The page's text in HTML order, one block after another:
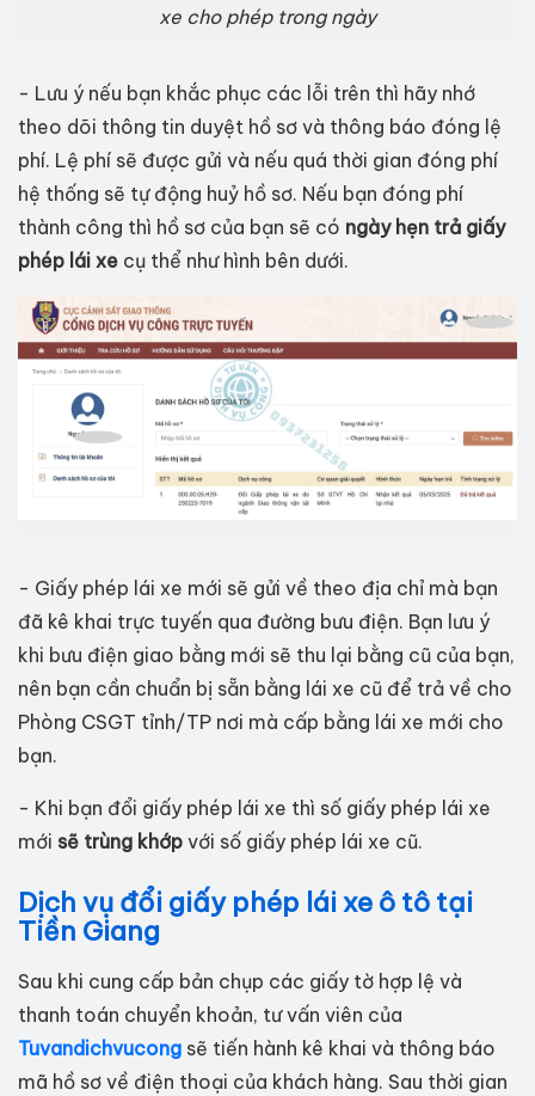
xe cho phép trong ngày
- Lưu ý nếu bạn khắc phục các lỗi trên thì hãy nhớ
theo dõi thông tin duyệt hồ sơ và thông báo đóng lệ
phí. Lệ phí sẽ được gửi và nếu quá thời gian đóng phí
hệ thống sẽ tự động huỷ hồ sơ. Nếu bạn đóng phí
thành công thì hồ sơ của bạn sẽ có ngày hẹn trả giấy
phép lái xe cụ thể như hình bên dưới.
- Giấy phép lái xe mới sẽ gửi về theo địa chỉ mà bạn
đã kê khai trực tuyến qua đường bưu điện. Bạn lưu ý
khi bưu điện giao bằng mới sẽ thu lại bằng cũ của bạn,
nên bạn cần chuẩn bị sẵn bằng lái xe cũ để trả về cho
Phòng CSGT tỉnh/TP nơi mà cấp bằng lái xe mới cho
bạn.
- Khi bạn đổi giấy phép lái xe thì số giấy phép lái xe
mới sẽ trùng khớp với số giấy phép lái xe cũ.
Dịch vụ đổi giấy phép lái xe ô tô tại
Tiền Giang
Sau khi cung cấp bản chụp các giấy tờ hợp lệ và
thanh toán chuyển khoản, tư vấn viên của
Tuvandichvucong sẽ tiến hành kê khai và thông báo
mã hồ sơ về điện thoại của khách hàng. Sau thời gian